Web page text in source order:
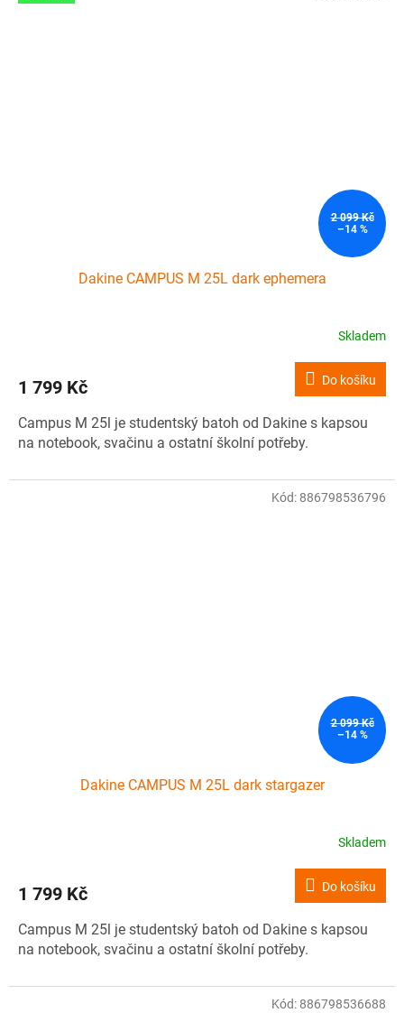
2 099 Kč
–14 %
Dakine CAMPUS M 25L dark ephemera
Skladem
1 799 Kč Do košíku
Campus M 25l je studentský batoh od Dakine s kapsou
na notebook, svačinu a ostatní školní potřeby.
2 099 Kč
–14 %
Dakine CAMPUS M 25L dark stargazer
Skladem
1 799 Kč Do košíku
Campus M 25l je studentský batoh od Dakine s kapsou
na notebook, svačinu a ostatní školní potřeby.
Kód: 886798536796
Kód: 886798536688